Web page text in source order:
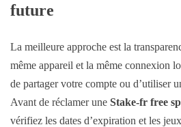
future
La meilleure approche est la
même appareil et la même connexion
de partager votre compte ou d’utiliser
Avant de réclamer une Stake-fr free
vérifiez les dates d’expiration et les